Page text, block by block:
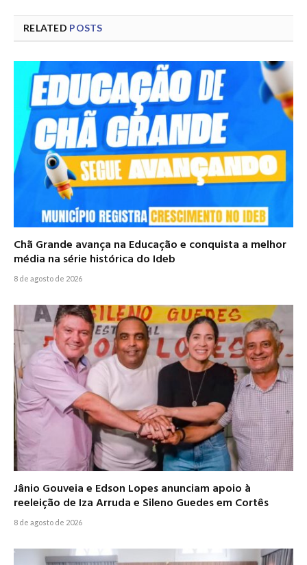
RELATED POSTS
Chã Grande avança na Educação e conquista a melhor
média na série histórica do Ideb
8 de agosto de 2026
Jânio Gouveia e Edson Lopes anunciam apoio à
reeleição de Iza Arruda e Sileno Guedes em Cortês
8 de agosto de 2026